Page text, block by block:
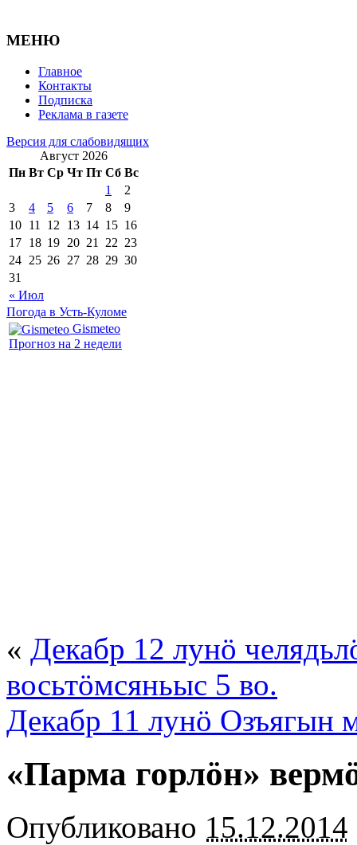
МЕНЮ
Главное
Контакты
Подписка
Реклама в газете
Версия для слабовидящих
Август 2026
Пн Вт Ср Чт Пт Сб Вс
« Июл
1
2
3
4 5 6 7 8
9
10 11 12 13 14 15 16
17 18 19 20 21 22 23
24 25 26 27 28 29 30
31
Погода в Усть-Куломе
Gismeteo
Прогноз на 2 недели
« Декабр 12 лунö
восьтöмсяньыс 5 во.
Декабр 11 лунö Озъягын
«Парма горлöн»
Опубликовано 15.12.2014